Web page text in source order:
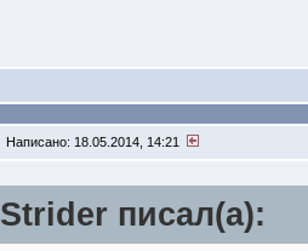
Написано: 18.05.2014, 14:21
Strider писал(a):